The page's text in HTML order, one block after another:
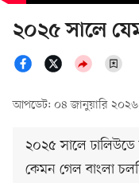
২০২৫ সালে
আপডেট: ০৪ জানুয়ারি
২০২৫ সালে ঢালিউডে
কেমন গেল বাংলা